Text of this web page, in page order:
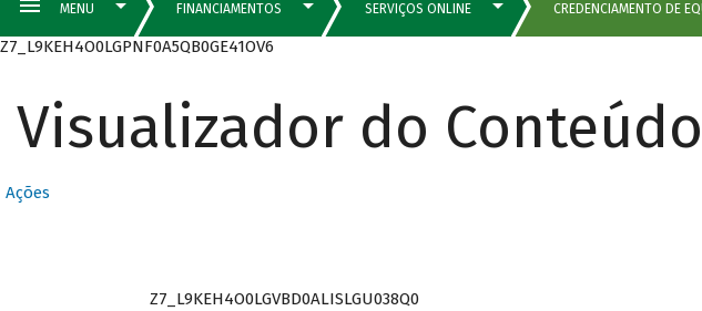
Z7_L9KEH4O0LGPNF0A5QB0GE41OV6
Visualizador do
Ações
Z7_L9KEH4O0LGVBD0ALISLGU038Q0